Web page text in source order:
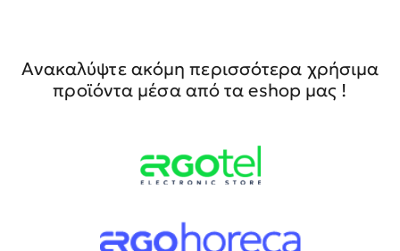
Ανακαλύψτε ακόμη περισσότερα χρήσιμα
προϊόντα μέσα από τα eshop μας !